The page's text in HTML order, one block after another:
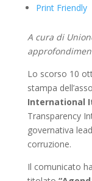
Print Friendly
A cura di
Lo scorso 10
stampa
International
Transparency
governativa
corruzione.
Il comunicato